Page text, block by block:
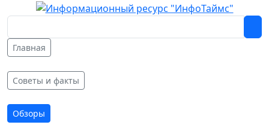
Главная
Советы и факты
Обзоры